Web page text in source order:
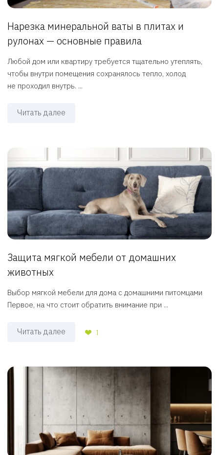
Нарезка минеральной ваты в плитах и
рулонах — основные правила
Любой дом или квартиру требуется тщательно утеплять,
чтобы внутри помещения сохранялось тепло, холод
не проходил внутрь. ...
Читать далее
Защита мягкой мебели от домашних
животных
Выбор мягкой мебели для дома с домашними питомцами
Первое, на что стоит обратить внимание при ...
Читать далее 1